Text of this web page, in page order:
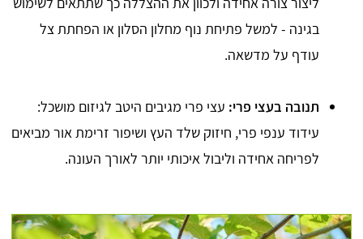
בגינה - למשל פתיחת נוף מחלון הסלון או הפחתת צל
עודף על מדשאה.
תנובה בעצי פרי: עצי פרי מגיבים היטב לגיזום מושכל:
עידוד ענפי פרי, חיזוק שלד העץ ושיפור זרימת אור מביאים
לפריחה אחידה וליבול איכותי יותר לאורך העונה.